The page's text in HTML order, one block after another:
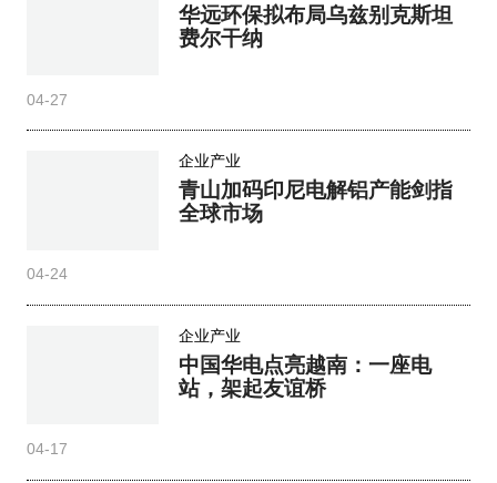
华远环保拟布局乌兹别克斯坦
费尔干纳
04-27
企业产业
青山加码印尼电解铝产能剑指
全球市场
04-24
企业产业
中国华电点亮越南：一座电
站，架起友谊桥
04-17